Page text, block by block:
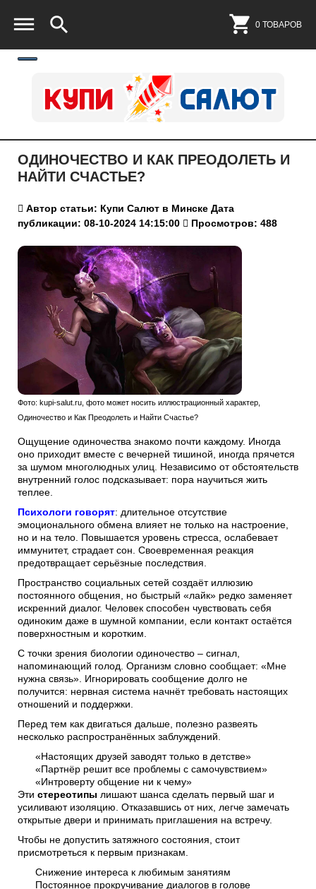
0 ТОВАРОВ
ОДИНОЧЕСТВО И КАК ПРЕОДОЛЕТЬ И
НАЙТИ СЧАСТЬЕ?
Автор статьи: Купи Салют в Минске Дата
публикации: 08-10-2024 14:15:00
Просмотров: 488
Фото: kupi-salut.ru, фото может носить иллюстрационный характер,
Одиночество и Как Преодолеть и Найти Счастье?
Ощущение одиночества знакомо почти каждому. Иногда
оно приходит вместе с вечерней тишиной, иногда прячется
за шумом многолюдных улиц. Независимо от обстоятельств
внутренний голос подсказывает: пора научиться жить
теплее.
Психологи говорят: длительное отсутствие
эмоционального обмена влияет не только на настроение,
но и на тело. Повышается уровень стресса, ослабевает
иммунитет, страдает сон. Своевременная реакция
предотвращает серьёзные последствия.
Пространство социальных сетей создаёт иллюзию
постоянного общения, но быстрый «лайк» редко заменяет
искренний диалог. Человек способен чувствовать себя
одиноким даже в шумной компании, если контакт остаётся
поверхностным и коротким.
С точки зрения биологии одиночество – сигнал,
напоминающий голод. Организм словно сообщает: «Мне
нужна связь». Игнорировать сообщение долго не
получится: нервная система начнёт требовать настоящих
отношений и поддержки.
Перед тем как двигаться дальше, полезно развеять
несколько распространённых заблуждений.
«Настоящих друзей заводят только в детстве»
«Партнёр решит все проблемы с самочувствием»
«Интроверту общение ни к чему»
Эти стереотипы лишают шанса сделать первый шаг и
усиливают изоляцию. Отказавшись от них, легче замечать
открытые двери и принимать приглашения на встречу.
Чтобы не допустить затяжного состояния, стоит
присмотреться к первым признакам.
Снижение интереса к любимым занятиям
Постоянное прокручивание диалогов в голове